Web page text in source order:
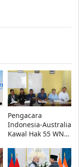
Pengacara
Indonesia-Australia
Kawal Hak 55 WNI
Tawaran Kerja di
Australia